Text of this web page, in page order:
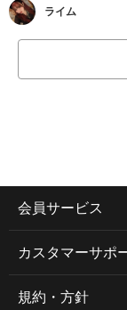
ライム
会員サービス
カスタマーサポ
規約・方針